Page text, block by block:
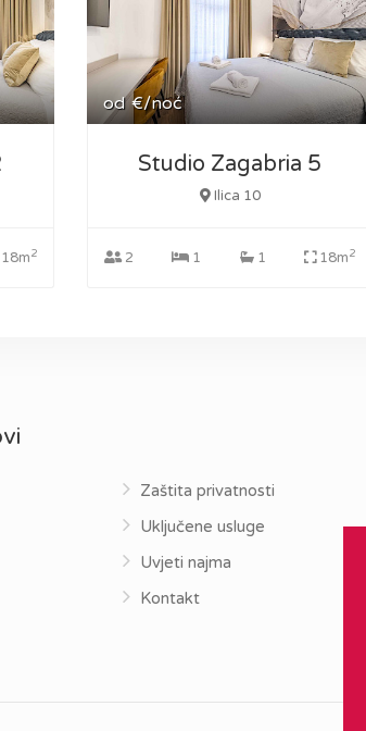
2
od €/noć
Studio Zagabria 5
Ilica 10
2 1 1 18m2
Zaštita privatnosti
Uključene usluge
Uvjeti najma
Kontakt